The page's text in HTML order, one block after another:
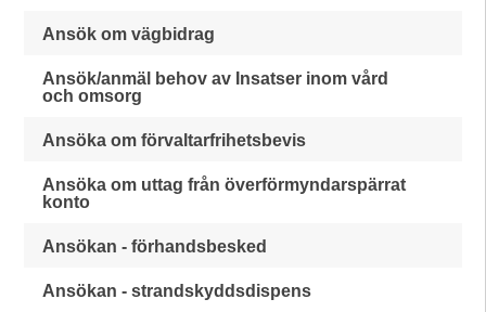
Ansök om vägbidrag
Ansök/anmäl behov av Insatser inom vård
och omsorg
Ansöka om förvaltarfrihetsbevis
Ansöka om uttag från överförmyndarspärrat
konto
Ansökan - förhandsbesked
Ansökan - strandskyddsdispens